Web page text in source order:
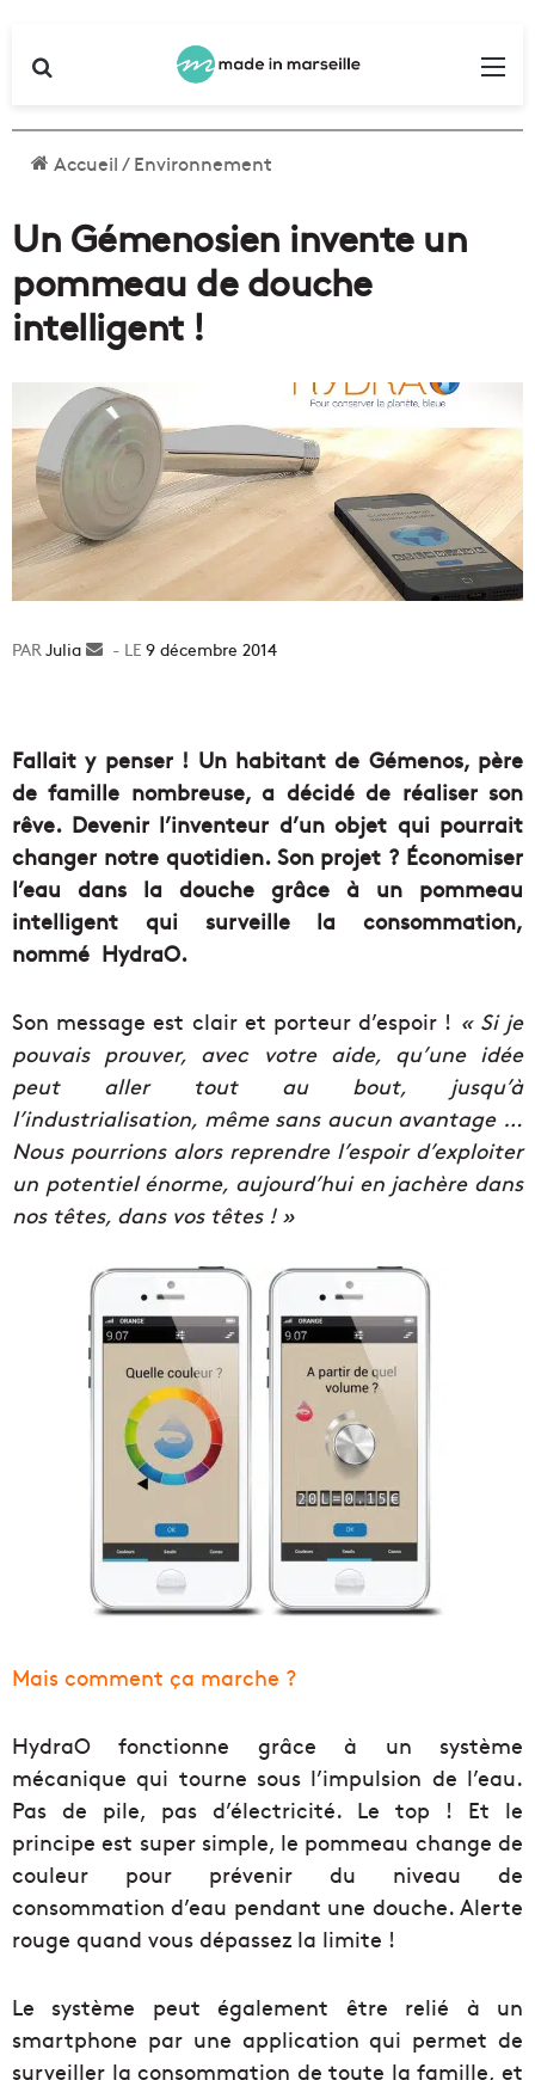
Accueil/Environnement
Un Gémenosien invente un
pommeau de douche
intelligent !
Julia
Envoyer9 décembre 2014
Fallait y penser ! Un habitant de Gémenos, père
de famille nombreuse, a décidé de réaliser son
rêve. Devenir l’inventeur d’un objet qui pourrait
changer notre quotidien. Son projet ? Économiser
l’eau dans la douche grâce à un pommeau
intelligent qui surveille la consommation,
nommé HydraO.
Son message est clair et porteur d’espoir ! « Si je
pouvais prouver, avec votre aide, qu’une idée
peut aller tout au bout, jusqu’à
l’industrialisation, même sans aucun avantage …
Nous pourrions alors reprendre l’espoir d’exploiter
un potentiel énorme, aujourd’hui en jachère dans
nos têtes, dans vos têtes ! »
Mais comment ça marche ?
HydraO fonctionne grâce à un système
mécanique qui tourne sous l’impulsion de l’eau.
Pas de pile, pas d’électricité. Le top ! Et le
principe est super simple, le pommeau change de
couleur pour prévenir du niveau de
consommation d’eau pendant une douche. Alerte
rouge quand vous dépassez la limite !
Le système peut également être relié à un
smartphone par une application qui permet de
surveiller la consommation de toute la famille, et